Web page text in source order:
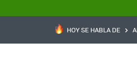
HOY SE HABLA DE